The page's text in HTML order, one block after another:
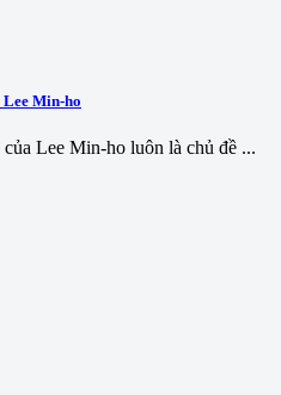
Lee Min-ho
Lee Min-ho luôn là chủ đề ...